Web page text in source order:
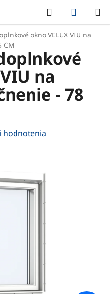
Hľadať
KOŠÍK
okno VELUX VIU na
CM
na
- 78
hodnotenia